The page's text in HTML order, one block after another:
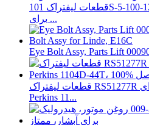
قطعات لیفتراک 101S-5-100-12 Orbitrol هیدرولیک فرمان
برای ...
Eye Bolt Assy, Parts Lift
قطعات لیفتراک RS51277R مجموعه موتور دیزلی برای
Perkins 11...